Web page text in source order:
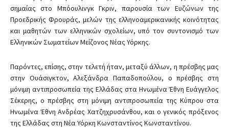
σημαίας στο Μπόουλινγκ Γκριν, παρουσία των Ευζώνων της
Προεδρικής Φρουράς, μελών της ελληνοαμερικανικής κοινότητας
και μαθητών των ελληνικών σχολείων, υπό τον συντονισμό των
Ελληνικών Σωματείων Μείζονος Νέας Υόρκης.
Παρόντες, επίσης, στην τελετή ήταν, μεταξύ άλλων, η πρέσβης μας
στην Ουάσιγκτον, Αλεξάνδρα Παπαδοπούλου, ο πρέσβης στη
μόνιμη αντιπροσωπεία της Ελλάδας στα Ηνωμένα Έθνη Ευάγγελος
Σέκερης, ο πρέσβης στη μόνιμη αντιπροσωπεία της Κύπρου στα
Ηνωμένα Έθνη Ανδρέας Χατζηχρυσάνθου, και ο γενικός πρόξενος
της Ελλάδας στη Νέα Υόρκη Κωνσταντίνος Κωνσταντίνου.